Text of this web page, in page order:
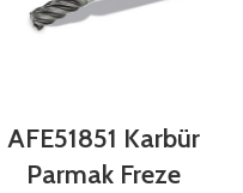
AFE51851 Karbür
Parmak Freze